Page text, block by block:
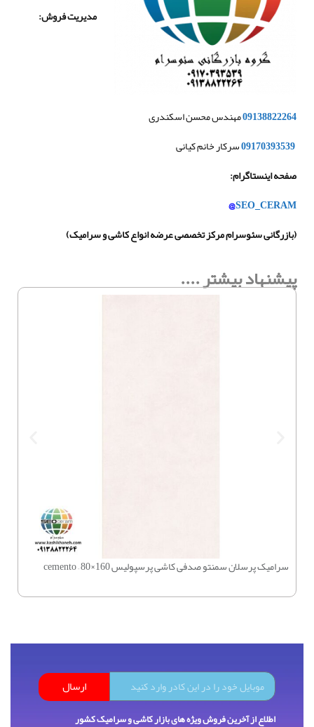
مدیریت فروش:
09138822264مهندس محسن اسکندری
09170393539سرکار خانم کیانی
صفحه اینستاگرام:
SEO_CERAM
@
(بازرگانی سئوسرام مرکز تخصصی عرضه انواع کاشی و سرامیک)
پیشنهاد بیشتر ....
سرامیک پرسلان سمنتو صدفی کاشی پرسپولیس 160×80 – cemento
ارسال
اطلاع از آخرین فروش ویژه های بازار کاشی و سرامیک کشور